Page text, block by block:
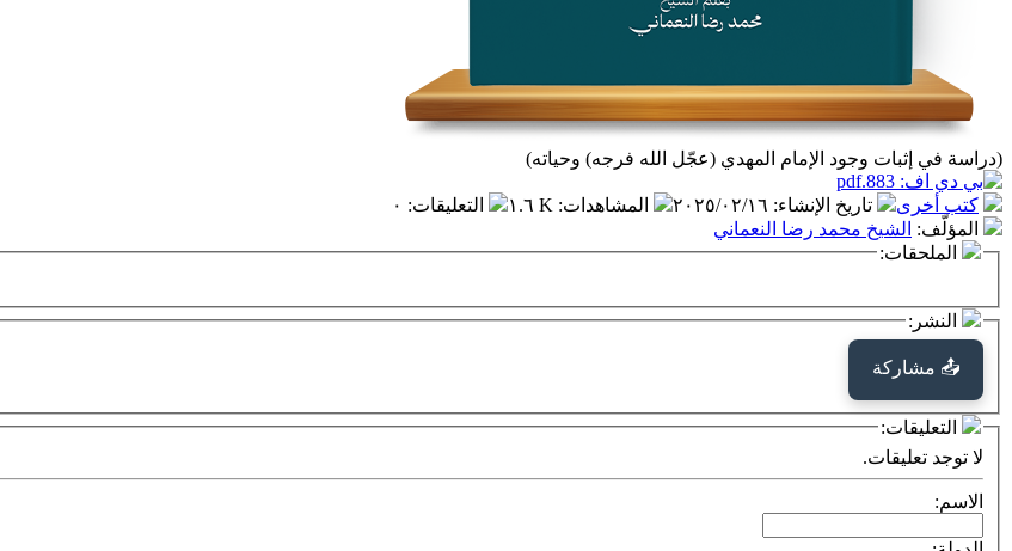
(دراسة في إثبات وجود الإمام المهدي (عجّل الله فرجه) وحياته)
كتب أخرى تاريخ الإنشاء: ٢٠٢٥/٠٢/١٦ المشاهدات: ١.٦ K التعليقات: ٠
المؤلّف: الشيخ محمد رضا النعماني
الملحقات:
النشر:
📤 مشاركة
التعليقات:
لا توجد تعليقات.
الاسم: